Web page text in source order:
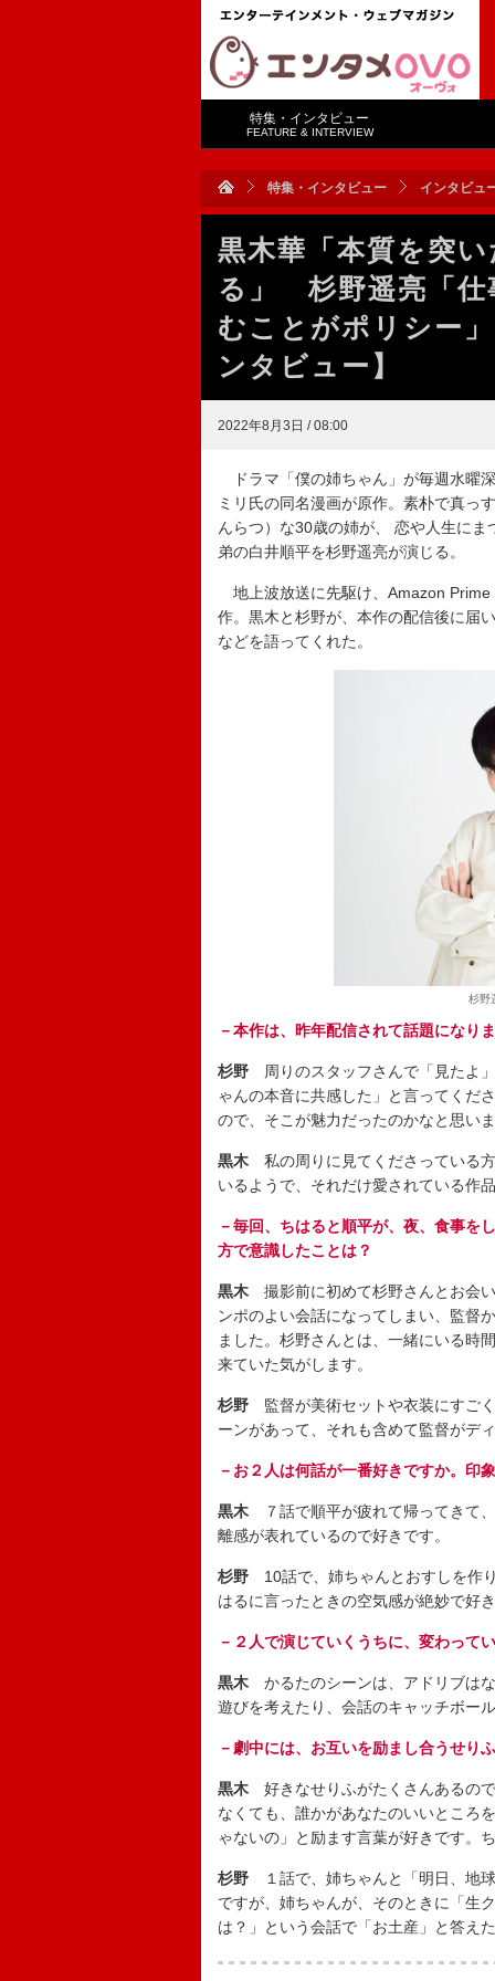
特集・インタビュー
FEATURE & INTERVIEW
特集・インタビュー インタビュ
黒木華「本質を突
る」 杉野遥亮「仕
むことがポリシー
ンタビュー】
2022年8月3日 / 08:00
ドラマ「僕の姉ちゃん」が毎週水曜
ミリ氏の同名漫画が原作。素朴で真っ
んらつ）な30歳の姉が、 恋や人生に
弟の白井順平を杉野遥亮が演じる。
地上波放送に先駆け、Amazon Prime
作。黒木と杉野が、本作の配信後に届
などを語ってくれた。
杉野
－本作は、昨年配信されて話題になり
杉野 周りのスタッフさんで「見たよ
ゃんの本音に共感した」と言ってくだ
ので、そこが魅力だったのかなと思い
黒木 私の周りに見てくださっている
いるようで、それだけ愛されている作
－毎回、ちはると順平が、夜、食事を
方で意識したことは？
黒木 撮影前に初めて杉野さんとお会
ンポのよい会話になってしまい、監督
ました。杉野さんとは、一緒にいる時
来ていた気がします。
杉野 監督が美術セットや衣装にすご
ーンがあって、それも含めて監督がデ
－お２人は何話が一番好きですか。印
黒木 ７話で順平が疲れて帰ってきて
離感が表れているので好きです。
杉野 10話で、姉ちゃんとおすしを作
はるに言ったときの空気感が絶妙で好
－２人で演じていくうちに、変わって
黒木 かるたのシーンは、アドリブは
遊びを考えたり、会話のキャッチボー
－劇中には、お互いを励まし合うせり
黒木 好きなせりふがたくさんあるの
なくても、誰かがあなたのいいところ
ゃないの」と励ます言葉が好きです。
杉野 １話で、姉ちゃんと「明日、地
ですが、姉ちゃんが、そのときに「生
は？」という会話で「お土産」と答え